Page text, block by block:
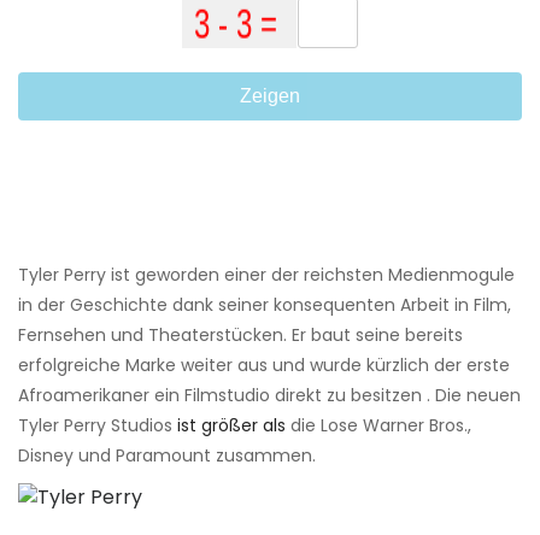
Zeigen
Tyler Perry ist geworden einer der reichsten Medienmogule
in der Geschichte dank seiner konsequenten Arbeit in Film,
Fernsehen und Theaterstücken. Er baut seine bereits
erfolgreiche Marke weiter aus und wurde kürzlich der erste
Afroamerikaner ein Filmstudio direkt zu besitzen . Die neuen
Tyler Perry Studios ist größer als die Lose Warner Bros.,
Disney und Paramount zusammen.